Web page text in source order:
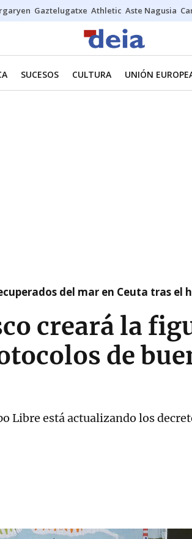
Gaztelugatxe Athletic Aste Nagusia
SUCESOS CULTURA UNIÓN
del mar en Ceuta tras el
creará la
de
Libre está actualizando los